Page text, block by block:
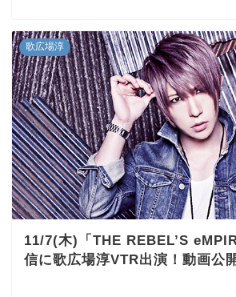
歌広場淳
11/7(木)「THE REBEL’S
信に歌広場淳VTR出演！動画公